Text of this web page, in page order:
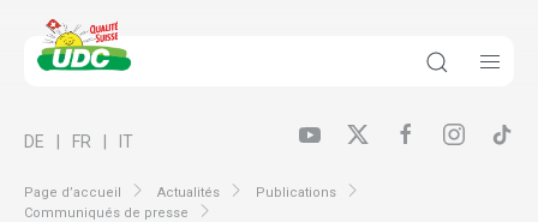
Page d’accueil Actualités
Publications
Communiqués de presse
DE FR IT